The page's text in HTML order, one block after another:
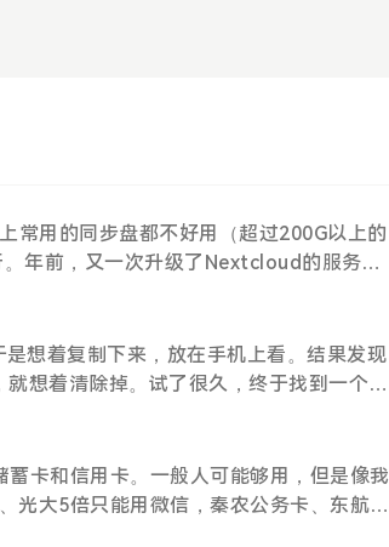
常用的同步盘都不好用（超过200G以上的
年前，又一次升级了Nextcloud的服务
新版服务端；将服务端重装回老版本，但
，但同步一直出错，找不到原因。无奈，
端，而且更新及时！立马开始布置服务
的大盘鸡，20G系统盘+1T数
操作。因为不懂代码，记录下过程，方
/opt/seafile-data，计划将存储目录迁至
容器docker stop seafile2.将/opt/se
想着复制下来，放在手机上看。结果发现
想着清除掉。试了很久，终于找到一个很
中。如果是直接复制的话，可能看不到乱
把文字调整颜色，乱码就出来了。（2）
的文本，这样就会选中文中所有的乱码，
手机就可以啦。是不是很简单，哈哈哈
卡和信用卡。一般人可能够用，但是像我
光大5倍只能用微信，秦农公务卡、东航
，可绑卡数量提升至30张。再也不用来回